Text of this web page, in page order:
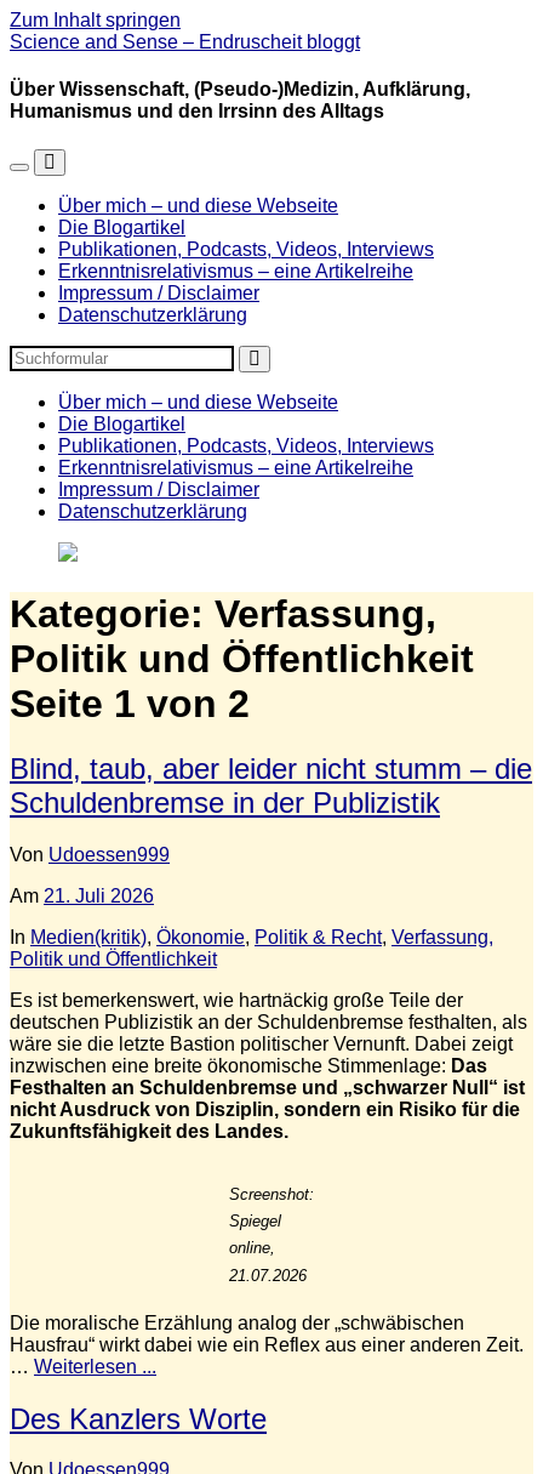
Zum Inhalt springen
Science and Sense – Endruscheit bloggt
Über Wissenschaft, (Pseudo-)Medizin, Aufklärung,
Humanismus und den Irrsinn des Alltags
Mobil-
umschalten
Suchfeld
umschalten
Über mich – und diese Webseite
Die Blogartikel
Publikationen, Podcasts, Videos, Interviews
Erkenntnisrelativismus – eine Artikelreihe
Impressum / Disclaimer
Datenschutzerklärung
Über mich – und diese Webseite
Die Blogartikel
Publikationen, Podcasts, Videos, Interviews
Erkenntnisrelativismus – eine Artikelreihe
Impressum / Disclaimer
Datenschutzerklärung
Kategorie: Verfassung,
Politik und Öffentlichkeit
Seite 1 von 2
Blind, taub, aber leider nicht stumm – die
Schuldenbremse in der Publizistik
Von Udoessen999
Am 21. Juli 2026
In Medien(kritik), Ökonomie, Politik & Recht, Verfassung,
Politik und Öffentlichkeit
Es ist bemerkenswert, wie hartnäckig große Teile der
deutschen Publizistik an der Schuldenbremse festhalten, als
wäre sie die letzte Bastion politischer Vernunft. Dabei zeigt
inzwischen eine breite ökonomische Stimmenlage: Das
Festhalten an Schuldenbremse und „schwarzer Null“ ist
nicht Ausdruck von Disziplin, sondern ein Risiko für die
Zukunftsfähigkeit des Landes.
Screenshot:
Spiegel
online,
21.07.2026
Die moralische Erzählung analog der „schwäbischen
Hausfrau“ wirkt dabei wie ein Reflex aus einer anderen Zeit.
… Weiterlesen ...
Des Kanzlers Worte